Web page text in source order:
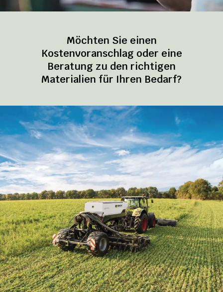
Möchten Sie einen
Kostenvoranschlag oder eine
Beratung zu den richtigen
Materialien für Ihren Bedarf?